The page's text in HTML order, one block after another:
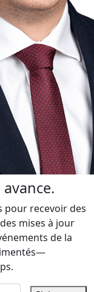
pour recevoir des
mises à jour
de la